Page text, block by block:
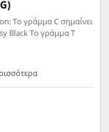
Το γράμμα C σημαίνει
Black Το γράμμα T